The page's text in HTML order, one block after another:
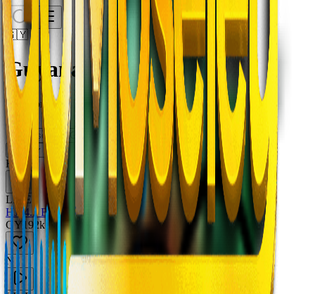
🇬🇾
Guyana
9 emisoras
Buscar
H
LIVE
HJ94.1 Boom FM Georgetown
GY192k
N